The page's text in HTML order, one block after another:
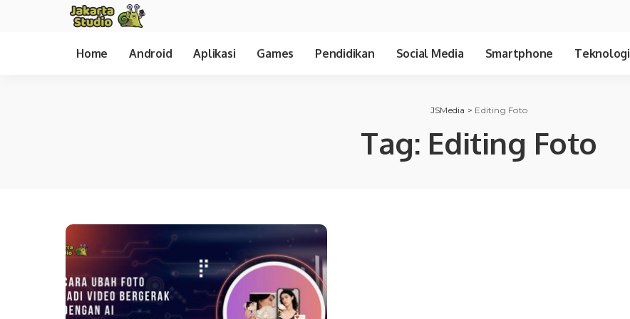
Home Android Aplikasi Games Pendidikan Social Media Smartphone Teknologi
JSMedia > Editing Foto
Tag: Editing Foto